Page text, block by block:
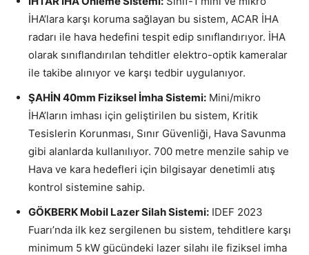
İHA’lara karşı koruma sağlayan bu sistem, ACAR İHA
radarı ile hava hedefini tespit edip sınıflandırıyor. İHA
olarak sınıflandırılan tehditler elektro-optik kameralar
ile takibe alınıyor ve karşı tedbir uygulanıyor.
ŞAHİN 40mm Fiziksel İmha Sistemi: Mini/mikro
İHA’ların imhası için geliştirilen bu sistem, Kritik
Tesislerin Korunması, Sınır Güvenliği, Hava Savunma
gibi alanlarda kullanılıyor. 700 metre menzile sahip ve
Hava ve kara hedefleri için bilgisayar denetimli atış
kontrol sistemine sahip.
GÖKBERK Mobil Lazer Silah Sistemi: IDEF 2023
Fuarı’nda ilk kez sergilenen bu sistem, tehditlere karşı
minimum 5 kW gücündeki lazer silahı ile fiziksel imha